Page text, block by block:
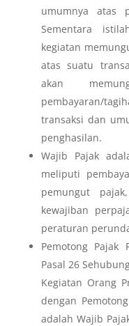
umumnya atas
Sementara
kegiatan
atas suatu
akan
pembayaran/
transaksi dan
penghasilan.
Wajib Pajak
meliputi
pemungut
kewajiban
peraturan
Pemotong Pajak
Pasal 26
Kegiatan Orang
dengan
adalah Wajib